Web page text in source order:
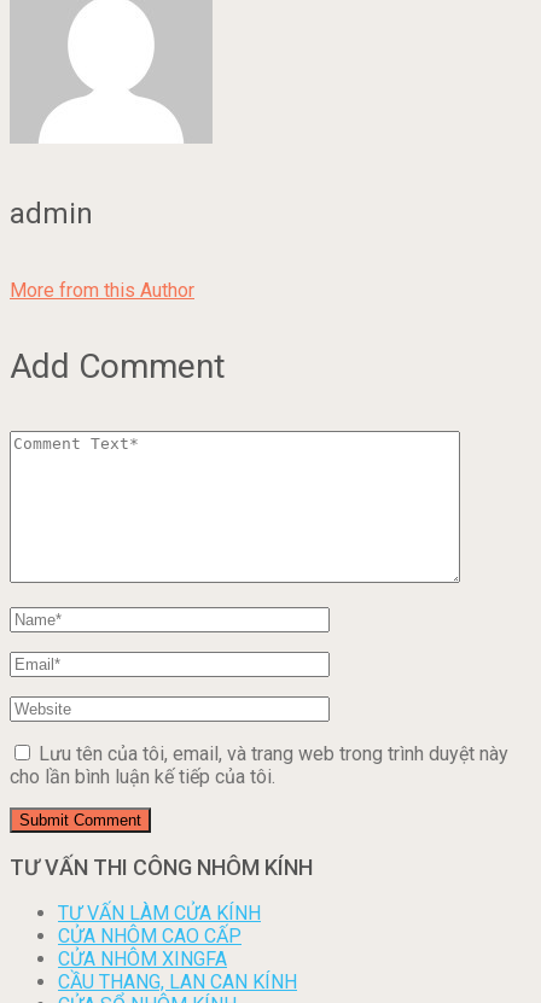
admin
More from this Author
Add Comment
Lưu tên của tôi, email, và trang web trong trình duyệt này
cho lần bình luận kế tiếp của tôi.
TƯ VẤN THI CÔNG NHÔM KÍNH
TƯ VẤN LÀM CỬA KÍNH
CỬA NHÔM CAO CẤP
CỬA NHÔM XINGFA
CẦU THANG, LAN CAN KÍNH